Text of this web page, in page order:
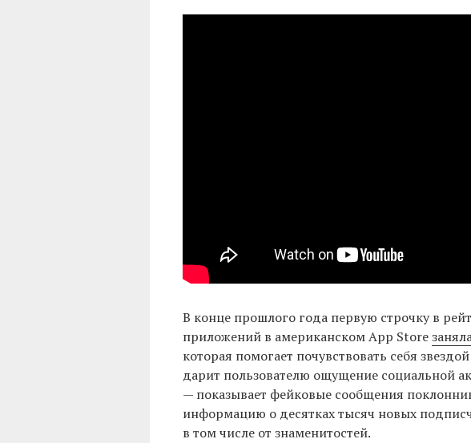
В конце прошлого года первую строчку в
приложений в американском App Store
которая помогает почувствовать себя
дарит пользователю ощущение социальной
— показывает фейковые сообщения
информацию о десятках тысяч новых
в том числе от знаменитостей.